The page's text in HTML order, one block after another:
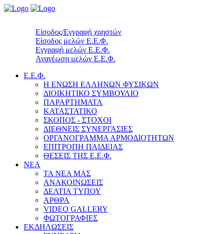
Είσοδος/Εγγραφή χρηστών
Είσοδος μελών Ε.Ε.Φ.
Εγγραφή μελών Ε.Ε.Φ.
Ανανέωση μελών Ε.Ε.Φ.
Ε.Ε.Φ.
Η ΕΝΩΣΗ ΕΛΛΗΝΩΝ ΦΥΣΙΚΩΝ
ΔΙΟΙΚΗΤΙΚΟ ΣΥΜΒΟΥΛΙΟ
ΠΑΡΑΡΤΗΜΑΤΑ
ΚΑΤΑΣΤΑΤΙΚΟ
ΣΚΟΠΟΣ - ΣΤΟΧΟΙ
ΔΙΕΘΝΕΙΣ ΣΥΝΕΡΓΑΣΙΕΣ
ΟΡΓΑΝΟΓΡΑΜΜΑ ΑΡΜΟΔΙΟΤΗΤΩΝ
ΕΠΙΤΡΟΠΗ ΠΑΙΔΕΙΑΣ
ΘΕΣΕΙΣ ΤΗΣ Ε.Ε.Φ.
ΝΕΑ
ΤΑ ΝΕΑ ΜΑΣ
ΑΝΑΚΟΙΝΩΣΕΙΣ
ΔΕΛΤΙΑ ΤΥΠΟΥ
ΑΡΘΡΑ
VIDEO GALLERY
ΦΩΤΟΓΡΑΦΙΕΣ
ΕΚΔΗΛΩΣΕΙΣ